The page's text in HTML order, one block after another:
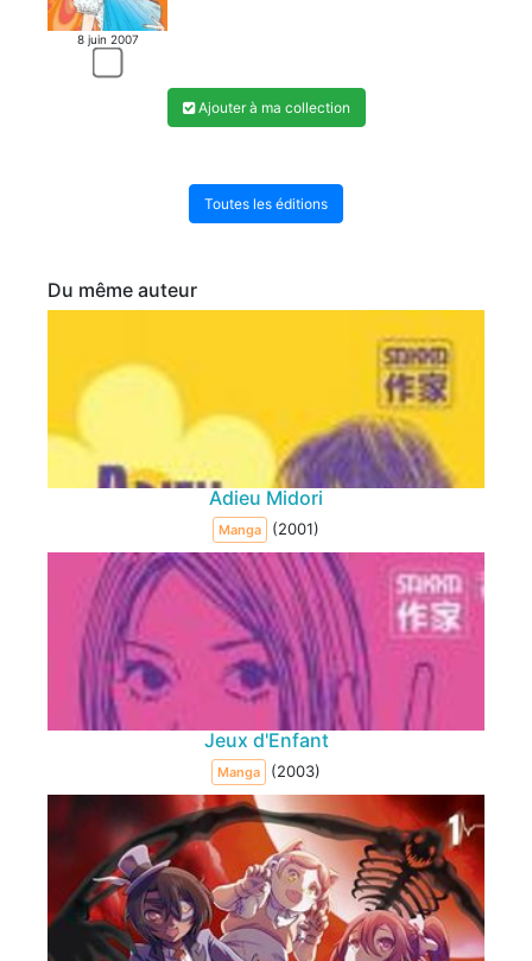
8 juin 2007
Ajouter à ma collection
Toutes les éditions
Du même auteur
Adieu Midori
Manga (2001)
Jeux d'Enfant
Manga (2003)